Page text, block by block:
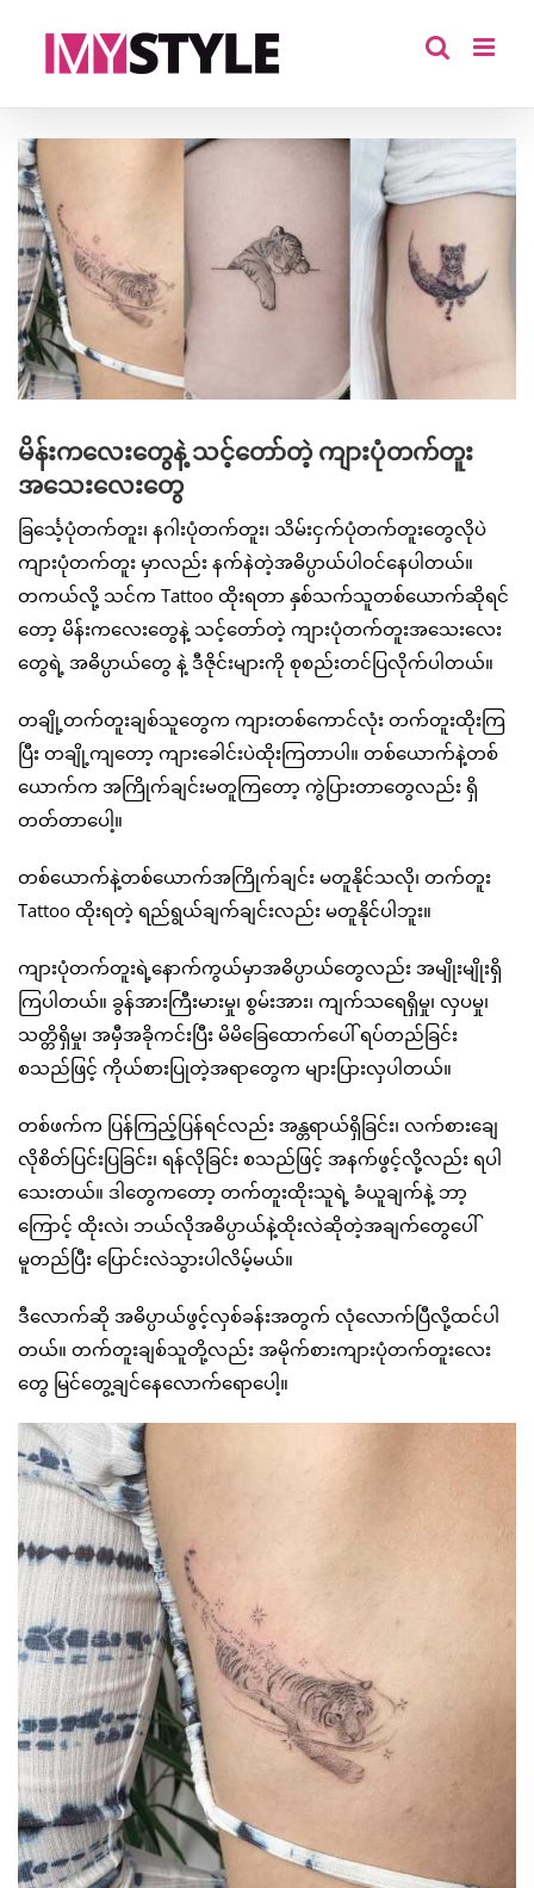
View
Larger
Image
မိန်းကလေးတွေနဲ့ သင့်တော်တဲ့ ကျားပုံတက်တူး
အသေးလေးတွေ
ခြင်္သေ့ပုံတက်တူး၊ နဂါးပုံတက်တူး၊ သိမ်းငှက်ပုံတက်တူးတွေလိုပဲ
ကျားပုံတက်တူး မှာလည်း နက်နဲတဲ့အဓိပ္ပာယ်ပါဝင်နေပါတယ်။
တကယ်လို့ သင်က Tattoo ထိုးရတာ နှစ်သက်သူတစ်ယောက်ဆိုရင်
တော့ မိန်းကလေးတွေနဲ့ သင့်တော်တဲ့ ကျားပုံတက်တူးအသေးလေး
တွေရဲ့ အဓိပ္ပာယ်တွေ နဲ့ ဒီဇိုင်းများကို စုစည်းတင်ပြလိုက်ပါတယ်။
တချို့တက်တူးချစ်သူတွေက ကျားတစ်ကောင်လုံး တက်တူးထိုးကြ
ပြီး တချို့ကျတော့ ကျားခေါင်းပဲထိုးကြတာပါ။ တစ်ယောက်နဲ့တစ်
ယောက်က အကြိုက်ချင်းမတူကြတော့ ကွဲပြားတာတွေလည်း ရှိ
တတ်တာပေါ့။
တစ်ယောက်နဲ့တစ်ယောက်အကြိုက်ချင်း မတူနိုင်သလို၊ တက်တူး
Tattoo ထိုးရတဲ့ ရည်ရွယ်ချက်ချင်းလည်း မတူနိုင်ပါဘူး။
ကျားပုံတက်တူးရဲ့နောက်ကွယ်မှာအဓိပ္ပာယ်တွေလည်း အမျိုးမျိုးရှိ
ကြပါတယ်။ ခွန်အားကြီးမားမှု၊ စွမ်းအား၊ ကျက်သရေရှိမှု၊ လှပမှု၊
သတ္တိရှိမှု၊ အမှီအခိုကင်းပြီး မိမိခြေထောက်ပေါ် ရပ်တည်ခြင်း
စသည်ဖြင့် ကိုယ်စားပြုတဲ့အရာတွေက များပြားလှပါတယ်။
တစ်ဖက်က ပြန်ကြည့်ပြန်ရင်လည်း အန္တရာယ်ရှိခြင်း၊ လက်စားချေ
လိုစိတ်ပြင်းပြခြင်း၊ ရန်လိုခြင်း စသည်ဖြင့် အနက်ဖွင့်လို့လည်း ရပါ
သေးတယ်။ ဒါတွေကတော့ တက်တူးထိုးသူရဲ့ ခံယူချက်နဲ့ ဘာ့
ကြောင့် ထိုးလဲ၊ ဘယ်လိုအဓိပ္ပာယ်နဲ့ထိုးလဲဆိုတဲ့အချက်တွေပေါ်
မူတည်ပြီး ပြောင်းလဲသွားပါလိမ့်မယ်။
ဒီလောက်ဆို အဓိပ္ပာယ်ဖွင့်လှစ်ခန်းအတွက် လုံလောက်ပြီလို့ထင်ပါ
တယ်။ တက်တူးချစ်သူတို့လည်း အမိုက်စားကျားပုံတက်တူးလေး
တွေ မြင်တွေ့ချင်နေလောက်ရောပေါ့။